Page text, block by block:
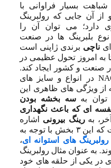
شباهت بسیار فراوانی با
از آن جایی که رولبرینگ
دارد؛ می توان آن را
بلبرینگ ها در صنعت
ناچی برندی ژاپنی است
به امروز تحول عظیمی در
صنعت و کشور ایجاد کند.
رولبرینگ استوانه ای NACHI در انواع و سایز های
ویژگی های ظاهری این
به سه بخشه بودن
ای که باعث نگهداری
بهرینگ‌ بیرونی اشاره
نمود. البته باید توجه داشت که این ۳ بخش با توجه به
های استوانه ای،
به عنوان مثال رولبرینگ
در یکی از حلقه های خود